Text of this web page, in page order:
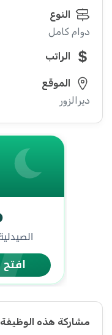
النوع
دوام كامل
الراتب
الموقع
ديرالزور
مشاركة هذه الوظيفة